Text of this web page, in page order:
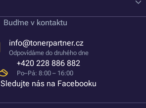
Buďme v kontaktu
info@tonerpartner.cz
Odpovídáme do druhého dne
+420 228 886 882
Po–Pá: 8:00 – 16:00
Sledujte nás na Facebooku